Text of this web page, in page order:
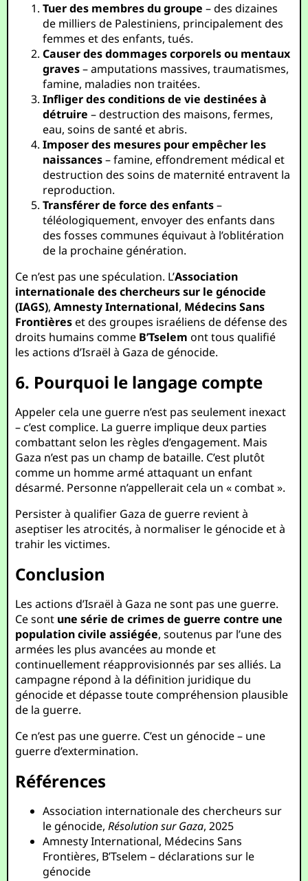
Tuer des membres du groupe – des dizaines
de milliers de Palestiniens, principalement des
femmes et des enfants, tués.
Causer des dommages corporels ou mentaux
graves– amputations massives, traumatismes,
famine, maladies non traitées.
Infliger des conditions de vie destinées à
détruire – destruction des maisons, fermes,
eau, soins de santé et abris.
Imposer des mesures pour empêcher les
naissances– famine, effondrement médical et
destruction des soins de maternité entravent la
reproduction.
Transférer de force des enfants–
téléologiquement, envoyer des enfants dans
des fosses communes équivaut à l’oblitération
de la prochaine génération.
Ce n’est pas une spéculation. L’Association
internationale des chercheurs sur le génocide
(IAGS),Amnesty International, Médecins Sans
Frontièreset des groupes israéliens de défense des
droits humains comme B’Tselem ont tous qualifié
les actions d’Israël à Gaza de génocide.
6. Pourquoi le langage compte
Appeler cela une guerre n’est pas seulement inexact
– c’est complice. La guerre implique deux parties
combattant selon les règles d’engagement. Mais
Gaza n’est pas un champ de bataille. C’est plutôt
comme un homme armé attaquant un enfant
désarmé. Personne n’appellerait cela un « combat ».
Persister à qualifier Gaza de guerre revient à
aseptiser les atrocités, à normaliser le génocide et à
trahir les victimes.
Conclusion
Les actions d’Israël à Gaza ne sont pas une guerre.
Ce sont une série de crimes de guerre contre une
population civile assiégée, soutenus par l’une des
armées les plus avancées au monde et
continuellement réapprovisionnés par ses alliés. La
campagne répond à la définition juridique du
génocide et dépasse toute compréhension plausible
de la guerre.
Ce n’est pas une guerre. C’est un génocide – une
guerre d’extermination.
Références
Association internationale des chercheurs sur
le génocide,Résolution sur Gaza, 2025
Amnesty International, Médecins Sans
Frontières, B’Tselem – déclarations sur le
génocide